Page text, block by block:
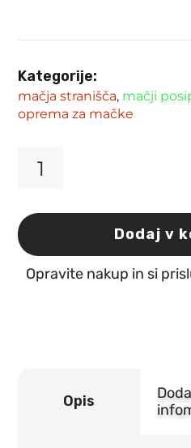
Kategorije:
mačja stranišča, mačji
oprema za mačke
mačje
stranišče
Lexie
Flamingo
Dodaj v
Opravite nakup in si
Opis